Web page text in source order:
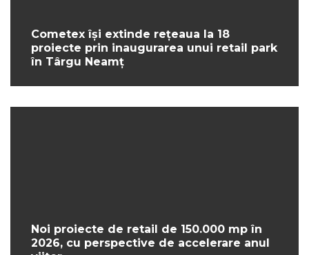
Cometex își extinde rețeaua la 18
proiecte prin inaugurarea unui retail park
în Târgu Neamț
Noi proiecte de retail de 150.000 mp în
2026, cu perspective de accelerare anul